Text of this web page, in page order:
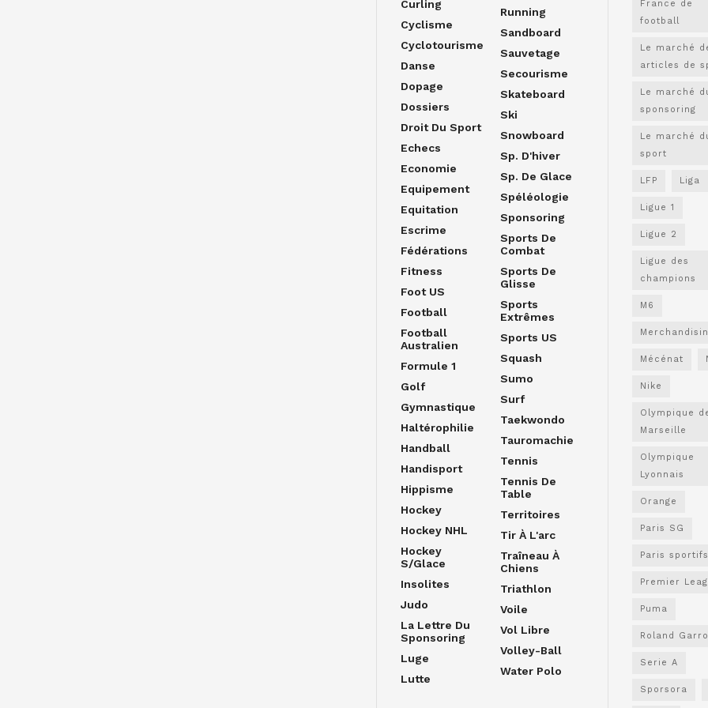
Curling
Cyclisme
Cyclotourisme
Danse
Dopage
Dossiers
Droit Du Sport
Echecs
Economie
Equipement
Equitation
Escrime
Fédérations
Fitness
Foot US
Football
Football
Australien
Formule 1
Golf
Gymnastique
Haltérophilie
Handball
Handisport
Hippisme
Hockey
Hockey NHL
Hockey
S/glace
Insolites
Judo
La Lettre Du
Sponsoring
Luge
Lutte
Running
Sandboard
Sauvetage
Secourisme
Skateboard
Ski
Snowboard
Sp. D'hiver
Sp. De Glace
Spéléologie
Sponsoring
Sports De
Combat
Sports De
Glisse
Sports
Extrêmes
Sports US
Squash
Sumo
Surf
Taekwondo
Tauromachie
Tennis
Tennis De
Table
Territoires
Tir À L'arc
Traîneau À
Chiens
Triathlon
Voile
Vol Libre
Volley-Ball
Water Polo
France de
football
Le marché
articles de
Le marché
sponsoring
Le marché
sport
LFP Liga
Ligue 1
Ligue 2
Ligue des
champions
M6
Mécénat
Nike
Olympique
Marseille
Olympique
Lyonnais
Orange
Paris SG
Paris sportifs
Premier
Puma
Roland
Serie A
Sporsora